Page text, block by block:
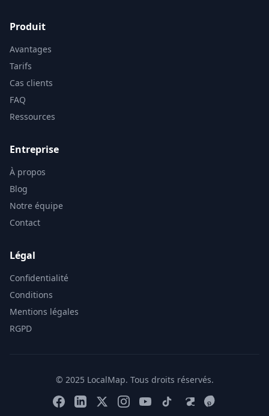
Produit
Avantages
Tarifs
Cas clients
FAQ
Ressources
Entreprise
À propos
Blog
Notre équipe
Contact
Légal
Confidentialité
Conditions
Mentions légales
RGPD
© 2025 LocalMap. Tous droits réservés.
FacebookLinkedIn
X Instagram
YouTubeTikTokThreadsPinterest